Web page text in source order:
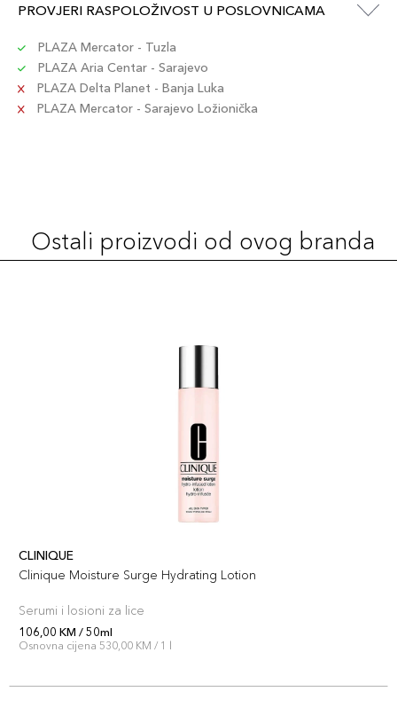
PROVJERI RASPOLOŽIVOST U POSLOVNICAMA
PLAZA Mercator - Tuzla
PLAZA Aria Centar - Sarajevo
PLAZA Delta Planet - Banja Luka
PLAZA Mercator - Sarajevo Ložionička
Ostali proizvodi od ovog branda
CLINIQUE
Clinique Moisture Surge Hydrating Lotion
Serumi i losioni za lice
106,00 KM / 50ml
Osnovna cijena 530,00 KM / 1 l